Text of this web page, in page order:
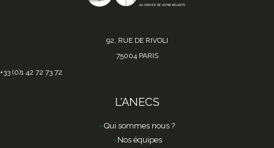
92, RUE DE RIVOLI
75004 PARIS
+33 (0)1 42 72 73 72
L'ANECS
Qui sommes nous ?
Nos équipes